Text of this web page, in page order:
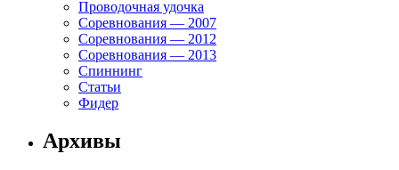
Проводочная удочка
Соревнования — 2007
Соревнования — 2012
Соревнования — 2013
Спиннинг
Статьи
Фидер
Архивы